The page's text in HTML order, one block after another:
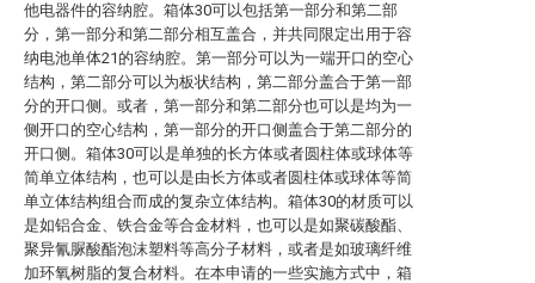
他电器件的容纳腔。箱体30可以包括第一部分和第二部
分，第一部分和第二部分相互盖合，并共同限定出用于容
纳电池单体21的容纳腔。第一部分可以为一端开口的空心
结构，第二部分可以为板状结构，第二部分盖合于第一部
分的开口侧。或者，第一部分和第二部分也可以是均为一
侧开口的空心结构，第一部分的开口侧盖合于第二部分的
开口侧。箱体30可以是单独的长方体或者圆柱体或球体等
简单立体结构，也可以是由长方体或者圆柱体或球体等简
单立体结构组合而成的复杂立体结构。箱体30的材质可以
是如铝合金、铁合金等合金材料，也可以是如聚碳酸酯、
聚异氰脲酸酯泡沫塑料等高分子材料，或者是如玻璃纤维
加环氧树脂的复合材料。在本申请的一些实施方式中，箱